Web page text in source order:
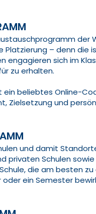
der
– denn die
sich im
zu erhalten.
ein beliebtes Online-
und
und damit
privaten Schulen
die am besten
oder ein Semester